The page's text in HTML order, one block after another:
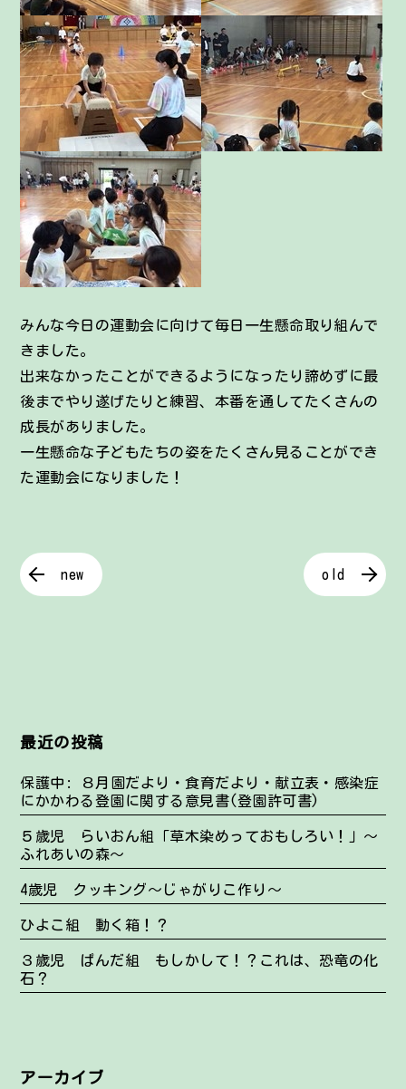
みんな今日の運動会に向けて毎日一生懸命取り組んで
きました。
出来なかったことができるようになったり諦めずに最
後までやり遂げたりと練習、本番を通してたくさんの
成長がありました。
一生懸命な子どもたちの姿をたくさん見ることができ
た運動会になりました！
new old
最近の投稿
保護中: ８月園だより・食育だより・献立表・感染症
にかかわる登園に関する意見書(登園許可書)
５歳児 らいおん組「草木染めっておもしろい！」～
ふれあいの森～
4歳児 クッキング～じゃがりこ作り～
ひよこ組 動く箱！？
３歳児 ぱんだ組 もしかして！？これは、恐竜の化
石？
アーカイブ